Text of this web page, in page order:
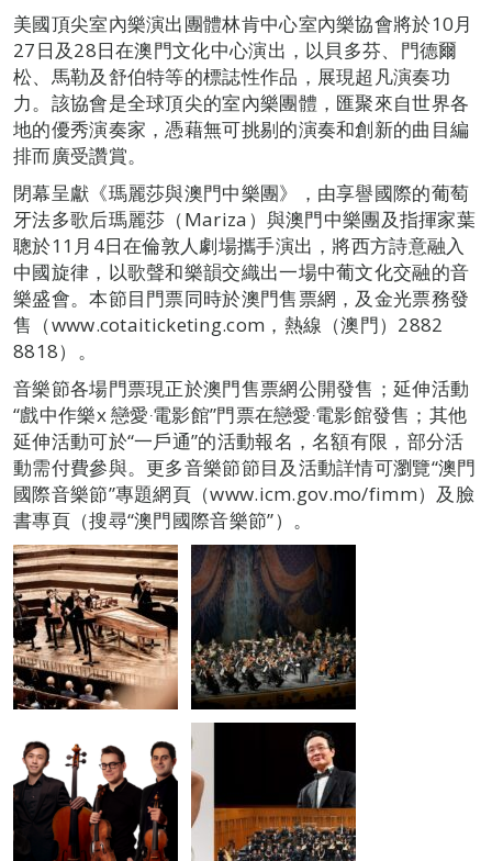
美國頂尖室內樂演出團體林肯中心室內樂協會將於10月
27日及28日在澳門文化中心演出，以貝多芬、門德爾
松、馬勒及舒伯特等的標誌性作品，展現超凡演奏功
力。該協會是全球頂尖的室內樂團體，匯聚來自世界各
地的優秀演奏家，憑藉無可挑剔的演奏和創新的曲目編
排而廣受讚賞。
閉幕呈獻《瑪麗莎與澳門中樂團》，由享譽國際的葡萄
牙法多歌后瑪麗莎（Mariza）與澳門中樂團及指揮家葉
聰於11月4日在倫敦人劇場攜手演出，將西方詩意融入
中國旋律，以歌聲和樂韻交織出一場中葡文化交融的音
樂盛會。本節目門票同時於澳門售票網，及金光票務發
售（www.cotaiticketing.com，熱線（澳門）2882
8818）。
音樂節各場門票現正於澳門售票網公開發售；延伸活動
“戲中作樂x 戀愛‧電影館”門票在戀愛‧電影館發售；其他
延伸活動可於“一戶通”的活動報名，名額有限，部分活
動需付費參與。更多音樂節節目及活動詳情可瀏覽“澳門
國際音樂節”專題網頁（www.icm.gov.mo/fimm）及臉
書專頁（搜尋“澳門國際音樂節”）。